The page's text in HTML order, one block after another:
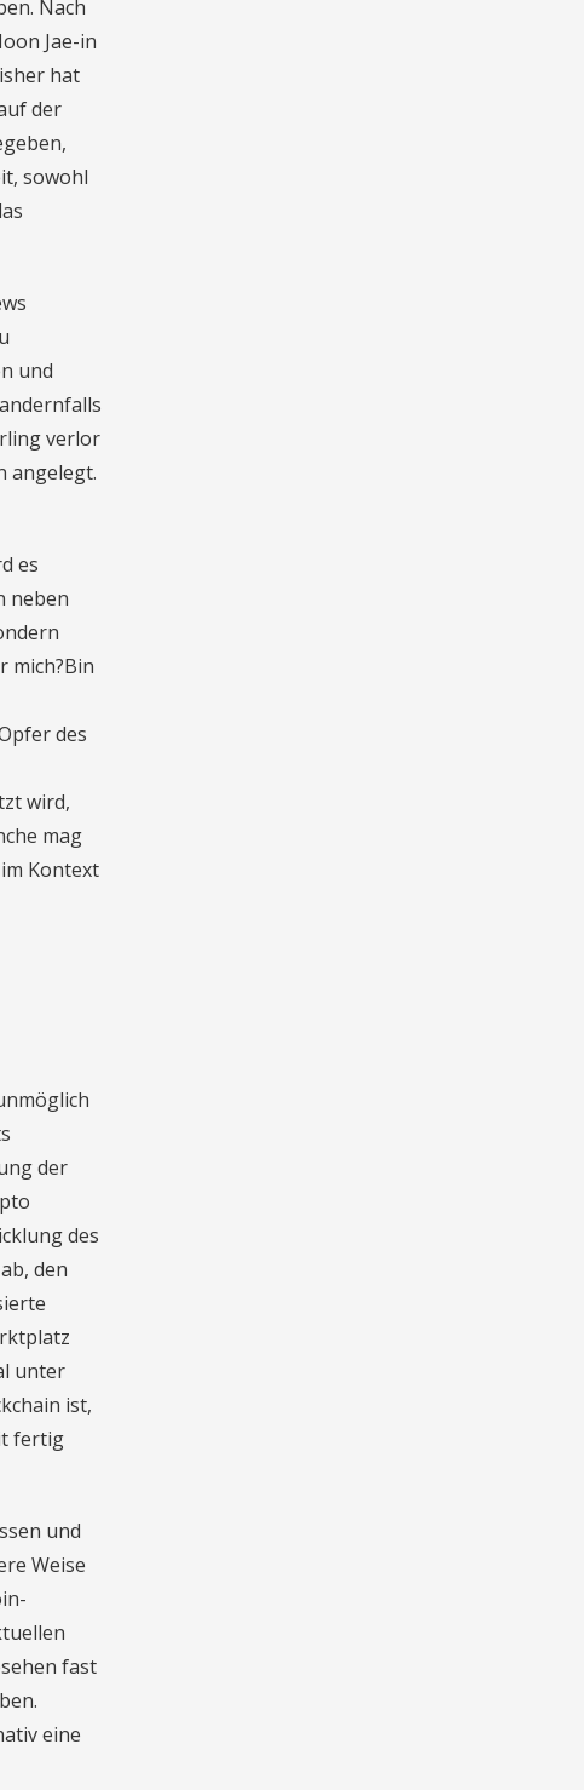
Nach
Jae-in
hat
der
sowohl
und
verlor
angelegt.
es
neben
mich?Bin
des
wird,
mag
Kontext
der
des
den
unter
ist,
fertig
und
Weise
fast
eine